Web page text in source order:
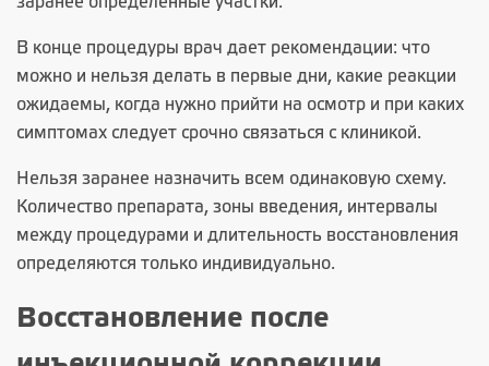
В конце процедуры врач дает рекомендации: что
можно и нельзя делать в первые дни, какие реакции
ожидаемы, когда нужно прийти на осмотр и при каких
симптомах следует срочно связаться с клиникой.
Нельзя заранее назначить всем одинаковую схему.
Количество препарата, зоны введения, интервалы
между процедурами и длительность восстановления
определяются только индивидуально.
Восстановление после